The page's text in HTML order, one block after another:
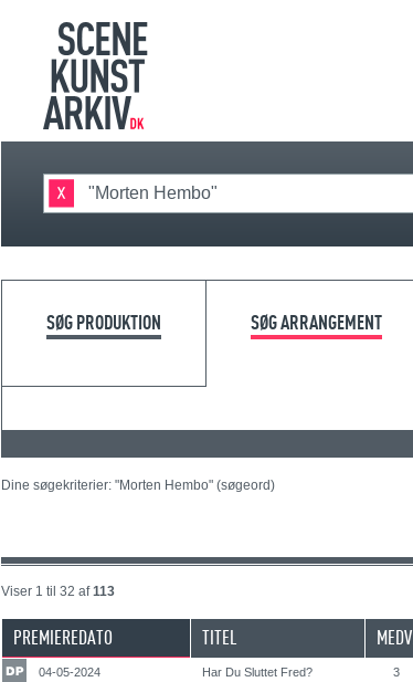
SØG PRODUKTION SØG ARRANGEMENT
Dine søgekriterier: "Morten Hembo" (søgeord)
Viser 1 til 32 af113
PREMIEREDATO TITEL MEDV.
04-05-2024 Har Du Sluttet Fred? 3